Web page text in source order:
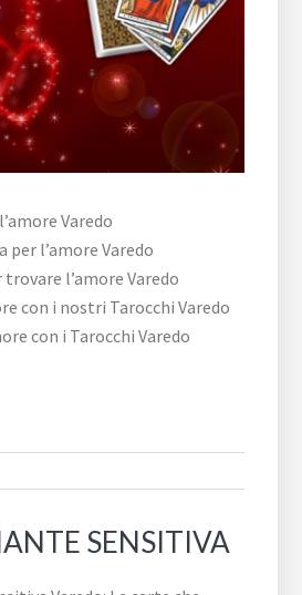
Varedo
per l’amore Varedo
l’amore Varedo
con i nostri Tarocchi Varedo
con i Tarocchi Varedo
SENSITIVA